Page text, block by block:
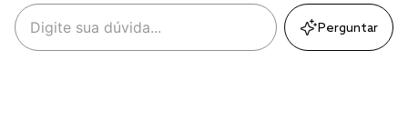
Perguntar